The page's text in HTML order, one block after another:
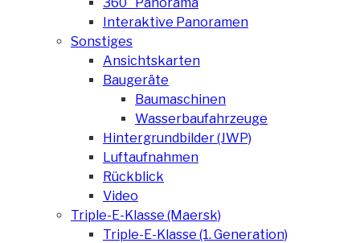
Interaktive Panoramen
Sonstiges
Ansichtskarten
Baugeräte
Baumaschinen
Wasserbaufahrzeuge
Hintergrundbilder (JWP)
Luftaufnahmen
Rückblick
Video
Triple-E-Klasse (Maersk)
Triple-E-Klasse (1. Generation)